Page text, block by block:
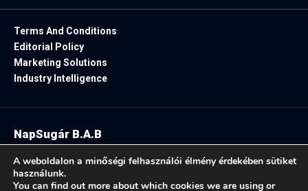
Terms And Conditions
Editorial Policy
Marketing Solutions
Industry Intelligence
NapSugár B.A.B
A weboldalon a minőségi felhasználói élmény érdekében sütiket
használunk.
You can find out more about which cookies we are using or